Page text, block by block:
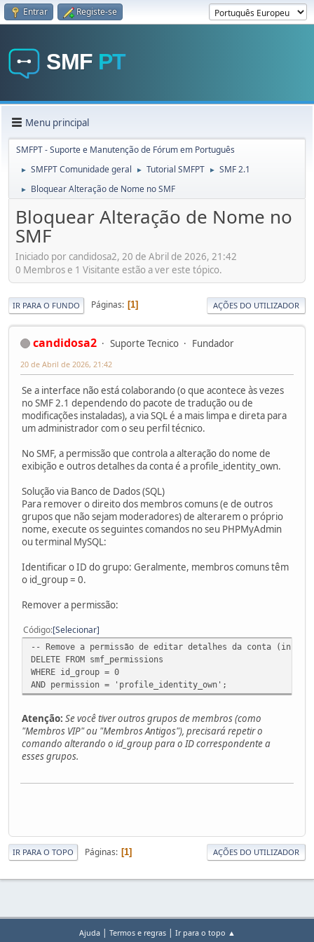
Entrar Registe-se
Menu principal
SMFPT - Suporte e Manutenção de Fórum em Português
► SMFPT Comunidade geral ► Tutorial SMFPT ► SMF 2.1
► Bloquear Alteração de Nome no SMF
Bloquear Alteração de Nome no
SMF
Iniciado por candidosa2, 20 de Abril de 2026, 21:42
0 Membros e 1 Visitante estão a ver este tópico.
IR PARA O FUNDO Páginas 1 AÇÕES DO UTILIZADOR
candidosa2 Suporte Tecnico Fundador
20 de Abril de 2026, 21:42
Se a interface não está colaborando (o que acontece às vezes
no SMF 2.1 dependendo do pacote de tradução ou de
modificações instaladas), a via SQL é a mais limpa e direta para
um administrador com o seu perfil técnico.
No SMF, a permissão que controla a alteração do nome de
exibição e outros detalhes da conta é a profile_identity_own.
Solução via Banco de Dados (SQL)
Para remover o direito dos membros comuns (e de outros
grupos que não sejam moderadores) de alterarem o próprio
nome, execute os seguintes comandos no seu PHPMyAdmin
ou terminal MySQL:
Identificar o ID do grupo: Geralmente, membros comuns têm
o id_group = 0.
Remover a permissão:
Código Selecionar
-- Remove a permissão de editar detalhes da conta
DELETE FROM smf_permissions
WHERE id_group = 0
AND permission = 'profile_identity_own';
Atenção: Se você tiver outros grupos de membros (como
"Membros VIP" ou "Membros Antigos"), precisará repetir o
comando alterando o id_group para o ID correspondente a
esses grupos.
IR PARA O TOPO Páginas 1 AÇÕES DO UTILIZADOR
Ajuda| Termos e regras| Ir para o topo ▲